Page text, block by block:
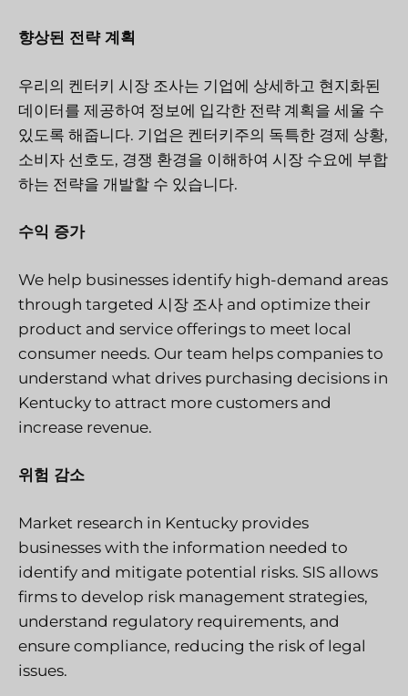
향상된 전략 계획
우리의 켄터키 시장 조사는 기업에 상세하고 현지화된
데이터를 제공하여 정보에 입각한 전략 계획을 세울 수
있도록 해줍니다. 기업은 켄터키주의 독특한 경제 상황,
소비자 선호도, 경쟁 환경을 이해하여 시장 수요에 부합
하는 전략을 개발할 수 있습니다.
수익 증가
We help businesses identify high-demand areas
through targeted 시장 조사 and optimize their
product and service offerings to meet local
consumer needs. Our team helps companies to
understand what drives purchasing decisions in
Kentucky to attract more customers and
increase revenue.
위험 감소
Market research in Kentucky provides
businesses with the information needed to
identify and mitigate potential risks. SIS allows
firms to develop risk management strategies,
understand regulatory requirements, and
ensure compliance, reducing the risk of legal
issues.